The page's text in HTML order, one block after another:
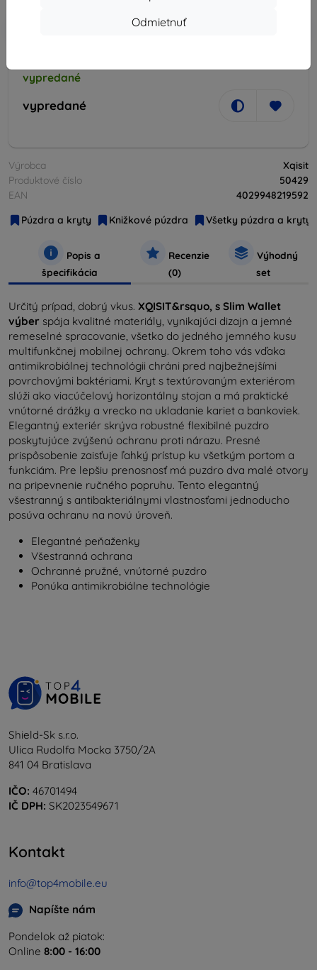
Odmietnuť
Zľava s kupónom EXTRA10
vypredané
vypredané
Výrobca
Xqisit
Produktové číslo
50429
EAN
4029948219592
Púzdra a kryty
Knižkové púzdra Všetky púzdra a kryty
Popis a
špecifikácia
Recenzie
(0)
Výhodný
set
Určitý prípad, dobrý vkus. XQISIT&rsquo, s Slim Wallet
výber spája kvalitné materiály, vynikajúci dizajn a jemné
remeselné spracovanie, všetko do jedného jemného kusu
multifunkčnej mobilnej ochrany. Okrem toho vás vďaka
antimikrobiálnej technológii chráni pred najbežnejšími
povrchovými baktériami. Kryt s textúrovaným exteriérom
slúži ako viacúčelový horizontálny stojan a má praktické
vnútorné drážky a vrecko na ukladanie kariet a bankoviek.
Elegantný exteriér skrýva robustné flexibilné puzdro
poskytujúce zvýšenú ochranu proti nárazu. Presné
prispôsobenie zaisťuje ľahký prístup ku všetkým portom a
funkciám. Pre lepšiu prenosnosť má puzdro dva malé otvory
na pripevnenie ručného popruhu. Tento elegantný
všestranný s antibakteriálnymi vlastnosťami jednoducho
posúva ochranu na novú úroveň.
Elegantné peňaženky
Všestranná ochrana
Ochranné pružné, vnútorné puzdro
Ponúka antimikrobiálne technológie
Shield-Sk s.r.o.
Ulica Rudolfa Mocka 3750/2A
841 04 Bratislava
IČO: 46701494
IČ DPH: SK2023549671
Kontakt
info@top4mobile.eu
Napíšte nám
Pondelok až piatok:
Online 8:00 - 16:00